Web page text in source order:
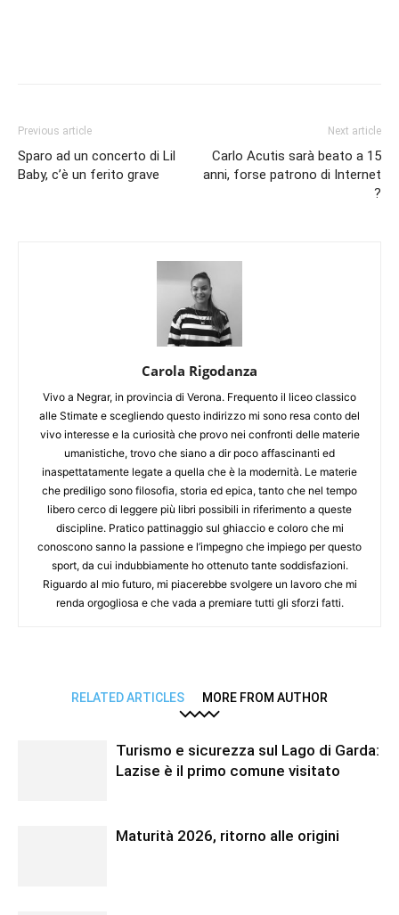
Previous article
Sparo ad un concerto di Lil
Baby, c’è un ferito grave
Next article
Carlo Acutis sarà beato a 15
anni, forse patrono di Internet
?
Carola Rigodanza
Vivo a Negrar, in provincia di Verona. Frequento il liceo classico
alle Stimate e scegliendo questo indirizzo mi sono resa conto del
vivo interesse e la curiosità che provo nei confronti delle materie
umanistiche, trovo che siano a dir poco affascinanti ed
inaspettatamente legate a quella che è la modernità. Le materie
che prediligo sono filosofia, storia ed epica, tanto che nel tempo
libero cerco di leggere più libri possibili in riferimento a queste
discipline. Pratico pattinaggio sul ghiaccio e coloro che mi
conoscono sanno la passione e l’impegno che impiego per questo
sport, da cui indubbiamente ho ottenuto tante soddisfazioni.
Riguardo al mio futuro, mi piacerebbe svolgere un lavoro che mi
renda orgogliosa e che vada a premiare tutti gli sforzi fatti.
RELATED ARTICLES MORE FROM AUTHOR
Turismo e sicurezza sul Lago di Garda:
Lazise è il primo comune visitato
Maturità 2026, ritorno alle origini